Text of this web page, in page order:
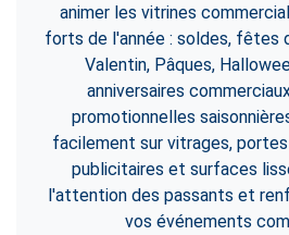
animer les vitrines
forts de l'année : soldes, fêtes
Valentin, Pâques,
anniversaires
promotionnelles
facilement sur vitrages,
publicitaires et surfaces
l'attention des passants et
vos événements